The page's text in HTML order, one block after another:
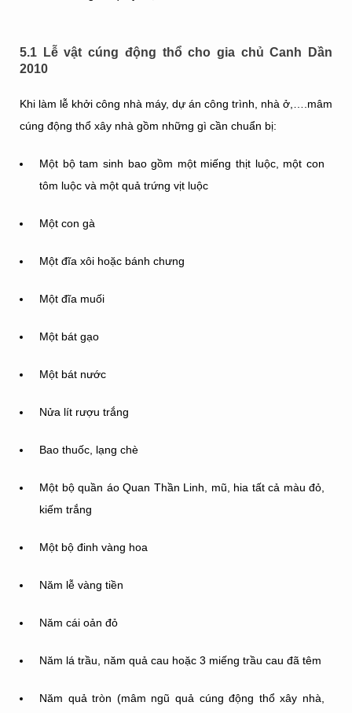
5.1 Lễ vật cúng động thổ cho gia chủ Canh Dần
2010
Khi làm lễ khởi công nhà máy, dự án công trình, nhà ở,….mâm
cúng động thổ xây nhà gồm những gì cần chuẩn bị:
Một bộ tam sinh bao gồm một miếng thịt luộc, một con
tôm luộc và một quả trứng vịt luộc
Một con gà
Một đĩa xôi hoặc bánh chưng
Một đĩa muối
Một bát gạo
Một bát nước
Nửa lít rượu trắng
Bao thuốc, lạng chè
Một bộ quần áo Quan Thần Linh, mũ, hia tất cả màu đỏ,
kiếm trắng
Một bộ đinh vàng hoa
Năm lễ vàng tiền
Năm cái oản đỏ
Năm lá trầu, năm quả cau hoặc 3 miếng trầu cau đã têm
Năm quả tròn (mâm ngũ quả cúng động thổ xây nhà,